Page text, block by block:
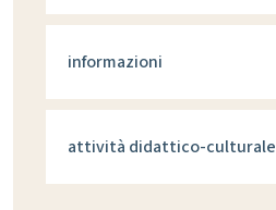
informazioni
attività didattico-culturale